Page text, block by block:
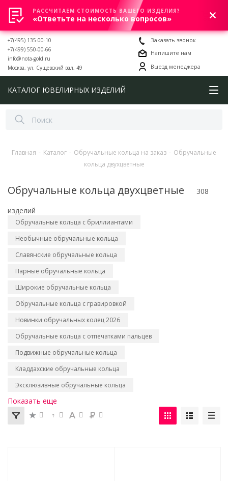
0
+7(495) 135-00-10
+7(499) 550-00-66
info@nota-gold.ru
Москва, ул. Сущевский вал, 49
Заказать звонок
Напишите нам
Выезд менеджера
КАТАЛОГ ЮВЕЛИРНЫХ ИЗДЕЛИЙ
Главная - Каталог - Обручальные кольца на заказ - Обручальные
кольца двухцветные
Обручальные кольца двухцветные
308
изделий
Обручальные кольца с бриллиантами
Необычные обручальные кольца
Славянские обручальные кольца
Парные обручальные кольца
Широкие обручальные кольца
Обручальные кольца с гравировкой
Новинки обручальных колец 2026
Обручальные кольца с отпечатками пальцев
Подвижные обручальные кольца
Кладдахские обручальные кольца
Эксклюзивные обручальные кольца
Показать еще
РАССЧИТАЕМ СТОИМОСТЬ ВАШЕГО ИЗДЕЛИЯ?
«Ответьте на несколько вопросов»